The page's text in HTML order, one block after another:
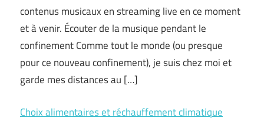
contenus musicaux en streaming live en ce moment
et à venir. Écouter de la musique pendant le
confinement Comme tout le monde (ou presque
pour ce nouveau confinement), je suis chez moi et
garde mes distances au […]
Choix alimentaires et réchauffement climatique